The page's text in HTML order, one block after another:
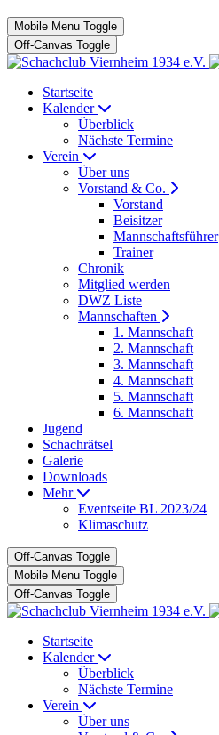
Mobile Menu Toggle
Off-Canvas Toggle
Startseite
Kalender
Überblick
Nächste Termine
Verein
Über uns
Vorstand & Co.
Vorstand
Beisitzer
Mannschaftsführer
Trainer
Chronik
Mitglied werden
DWZ Liste
Mannschaften
1. Mannschaft
2. Mannschaft
3. Mannschaft
4. Mannschaft
5. Mannschaft
6. Mannschaft
Jugend
Schachrätsel
Galerie
Downloads
Mehr
Eventseite BL 2023/24
Klimaschutz
Off-Canvas Toggle
Mobile Menu Toggle
Off-Canvas Toggle
Startseite
Kalender
Überblick
Nächste Termine
Verein
Über uns